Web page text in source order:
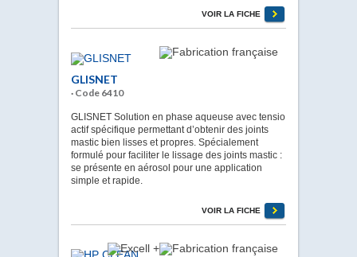
VOIR LA FICHE
GLISNET
· Code 6410
GLISNET Solution en phase aqueuse avec tensio
actif spécifique permettant d’obtenir des joints
mastic bien lisses et propres. Spécialement
formulé pour faciliter le lissage des joints mastic :
se présente en aérosol pour une application
simple et rapide.
VOIR LA FICHE